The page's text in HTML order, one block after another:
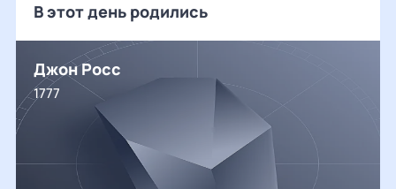
В этот день родились
Джон Росс
1777